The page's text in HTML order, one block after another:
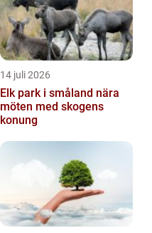
14 juli 2026
Elk park i småland nära
möten med skogens
konung